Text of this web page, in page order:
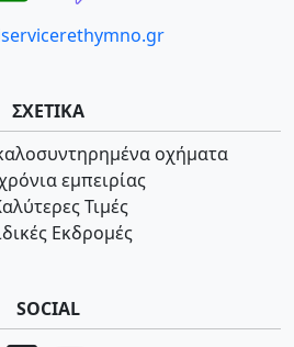
ΣΧΕΤΙΚΑ
οχήματα
εμπειρίας
Τιμές
Εκδρομές
SOCIAL